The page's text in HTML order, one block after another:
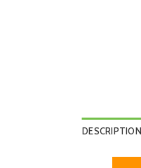
DESCRIPTION